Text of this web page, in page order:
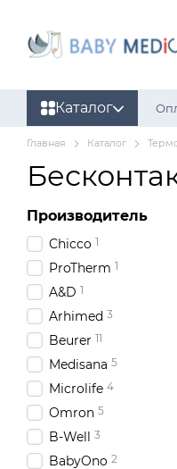
Каталог
Главная Каталог
Производитель
Chicco 1
ProTherm 1
A&D 1
Arhimed 3
Beurer 11
Medisana 5
Microlife 4
Omron 5
B-Well 3
BabyOno 2